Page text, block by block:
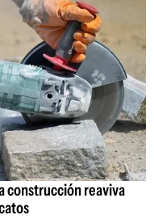
construcción reaviva